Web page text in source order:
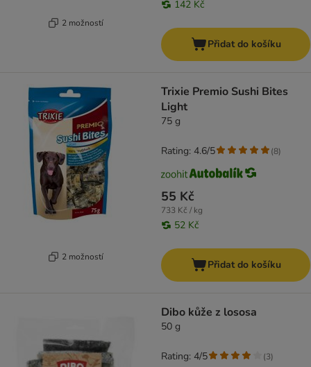
2 možností
142 Kč
Přidat do košíku
2 možností
Trixie Premio Sushi Bites
Light
75 g
55 Kč
733 Kč / kg
52 Kč
Rating: 4.6/5 (8)
Přidat do košíku
Dibo kůže z lososa
50 g
Rating: 4/5 (3)